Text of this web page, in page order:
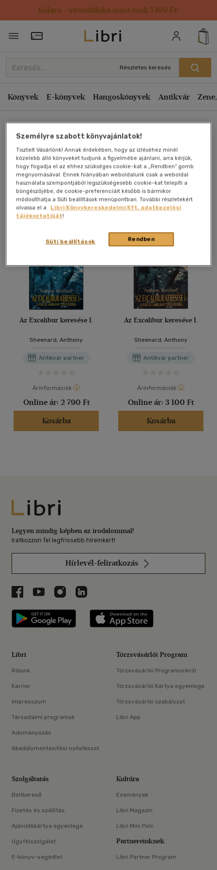
Kulacs / strandtáska most csak 1499 Ft!
Törzsvásárlói Kártya adatai
Részletes keresés
Könyvek E-könyvek Hangoskönyvek Antikvár
Az Excalibur keresése I.
Sheenard, Anthony
Antikvár könyv (2db)
Az Excalibur keresése I.
Sheenard, Anthony
Antikvár partner
Árinformációk
Online ár: 2 790 Ft
Kosárba
Az Excalibur keresése I.
Sheenard, Anthony
Antikvár partner
Árinformációk
Online ár: 3 100 Ft
Kosárba
Libri
Legyen mindig képben az irodalommal!
Iratkozzon fel legfrissebb híreinkért!
Hírlevél-feliratkozás
Libri a Facebookon
Libri a Youtube-on
Libri az Instagramon
Libri a LinkedInen
Libri applikáció Szerezd meg: Google
Libri
Rólunk
Karrier
Impresszum
Társadalmi programok
Adományozás
Akadálymentesítési nyilatkozat
Törzsvásárlói Program
Törzsvásárlói Programunkról
Törzsvásárlói Kártya egyenlege
Törzsvásárlói szabályzat
Libri App
Szolgáltatás
Boltkereső
Fizetés és szállítás
Ajándékkártya egyenlege
Ügyfélszolgálat
E-könyv-segédlet
Kultúra
Események
Libri Magazin
Libri Mini Polc
Partnereinknek
Libri Partner Program
Személyre szabott könyvajánlatok!
Tisztelt Vásárlónk! Annak érdekében, hogy az ízléséhez minél
közelebb álló könyveket tudjunk a figyelmébe ajánlani, arra kérjük,
hogy fogadja el az ehhez szükséges cookie-kat a „Rendben” gomb
megnyomásával. Ennek hiányában weboldalunk csak a weboldal
használata szempontjából legszükségesebb cookie-kat telepíti a
böngészőjébe, de cookie-preferenciáit később is bármikor
módosíthatja a Süti beállítások menüpontban. További részletekért
olvassa el a
Libri Könyvkereskedelmi Kft. adatkezelési
tájékoztatóját!
Rendben
Süti beállítások